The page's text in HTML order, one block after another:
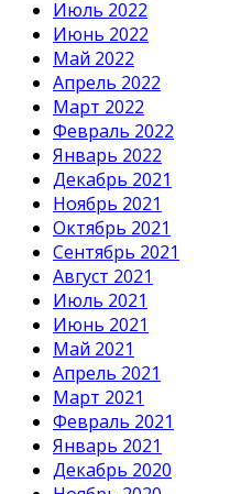
Июль 2022
Июнь 2022
Май 2022
Апрель 2022
Март 2022
Февраль 2022
Январь 2022
Декабрь 2021
Ноябрь 2021
Октябрь 2021
Сентябрь 2021
Август 2021
Июль 2021
Июнь 2021
Май 2021
Апрель 2021
Март 2021
Февраль 2021
Январь 2021
Декабрь 2020